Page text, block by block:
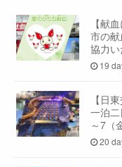
【献
市の
協力い
19
【日
一泊二
～7（
20